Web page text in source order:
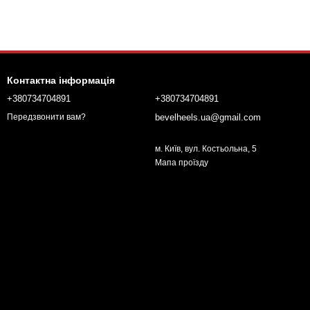
Контактна інформація
+380734704891
Передзвонити вам?
+380734704891
bevelheels.ua@gmail.com
м. Київ, вул. Костьольна, 5
Мапа проїзду